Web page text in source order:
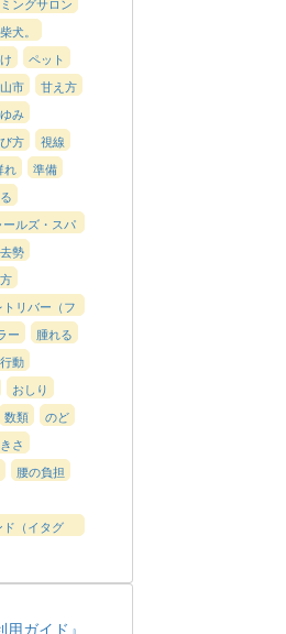
犬。
ペット
市
甘え方
み
方
視線
れ
準備
ルズ・スパ
去勢
リバー（フ
ー
腫れる
動
おしり
数類
のど
さ
腰の負担
（イタグ
ガイド』